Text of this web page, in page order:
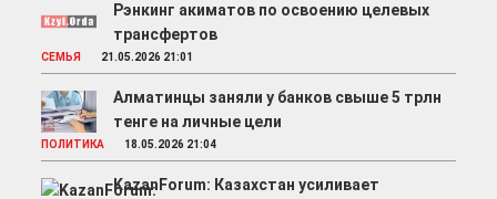
Рэнкинг акиматов по освоению целевых
трансфертов
СЕМЬЯ 21.05.2026 21:01
Алматинцы заняли у банков свыше 5 трлн
тенге на личные цели
ПОЛИТИКА 18.05.2026 21:04
KazanForum: Казахстан усиливает